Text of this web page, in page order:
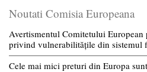
Noutati Comisia Europeana
Avertismentul Comitetului European
privind vulnerabilitățile din sistemul
Cele mai mici preturi din Europa